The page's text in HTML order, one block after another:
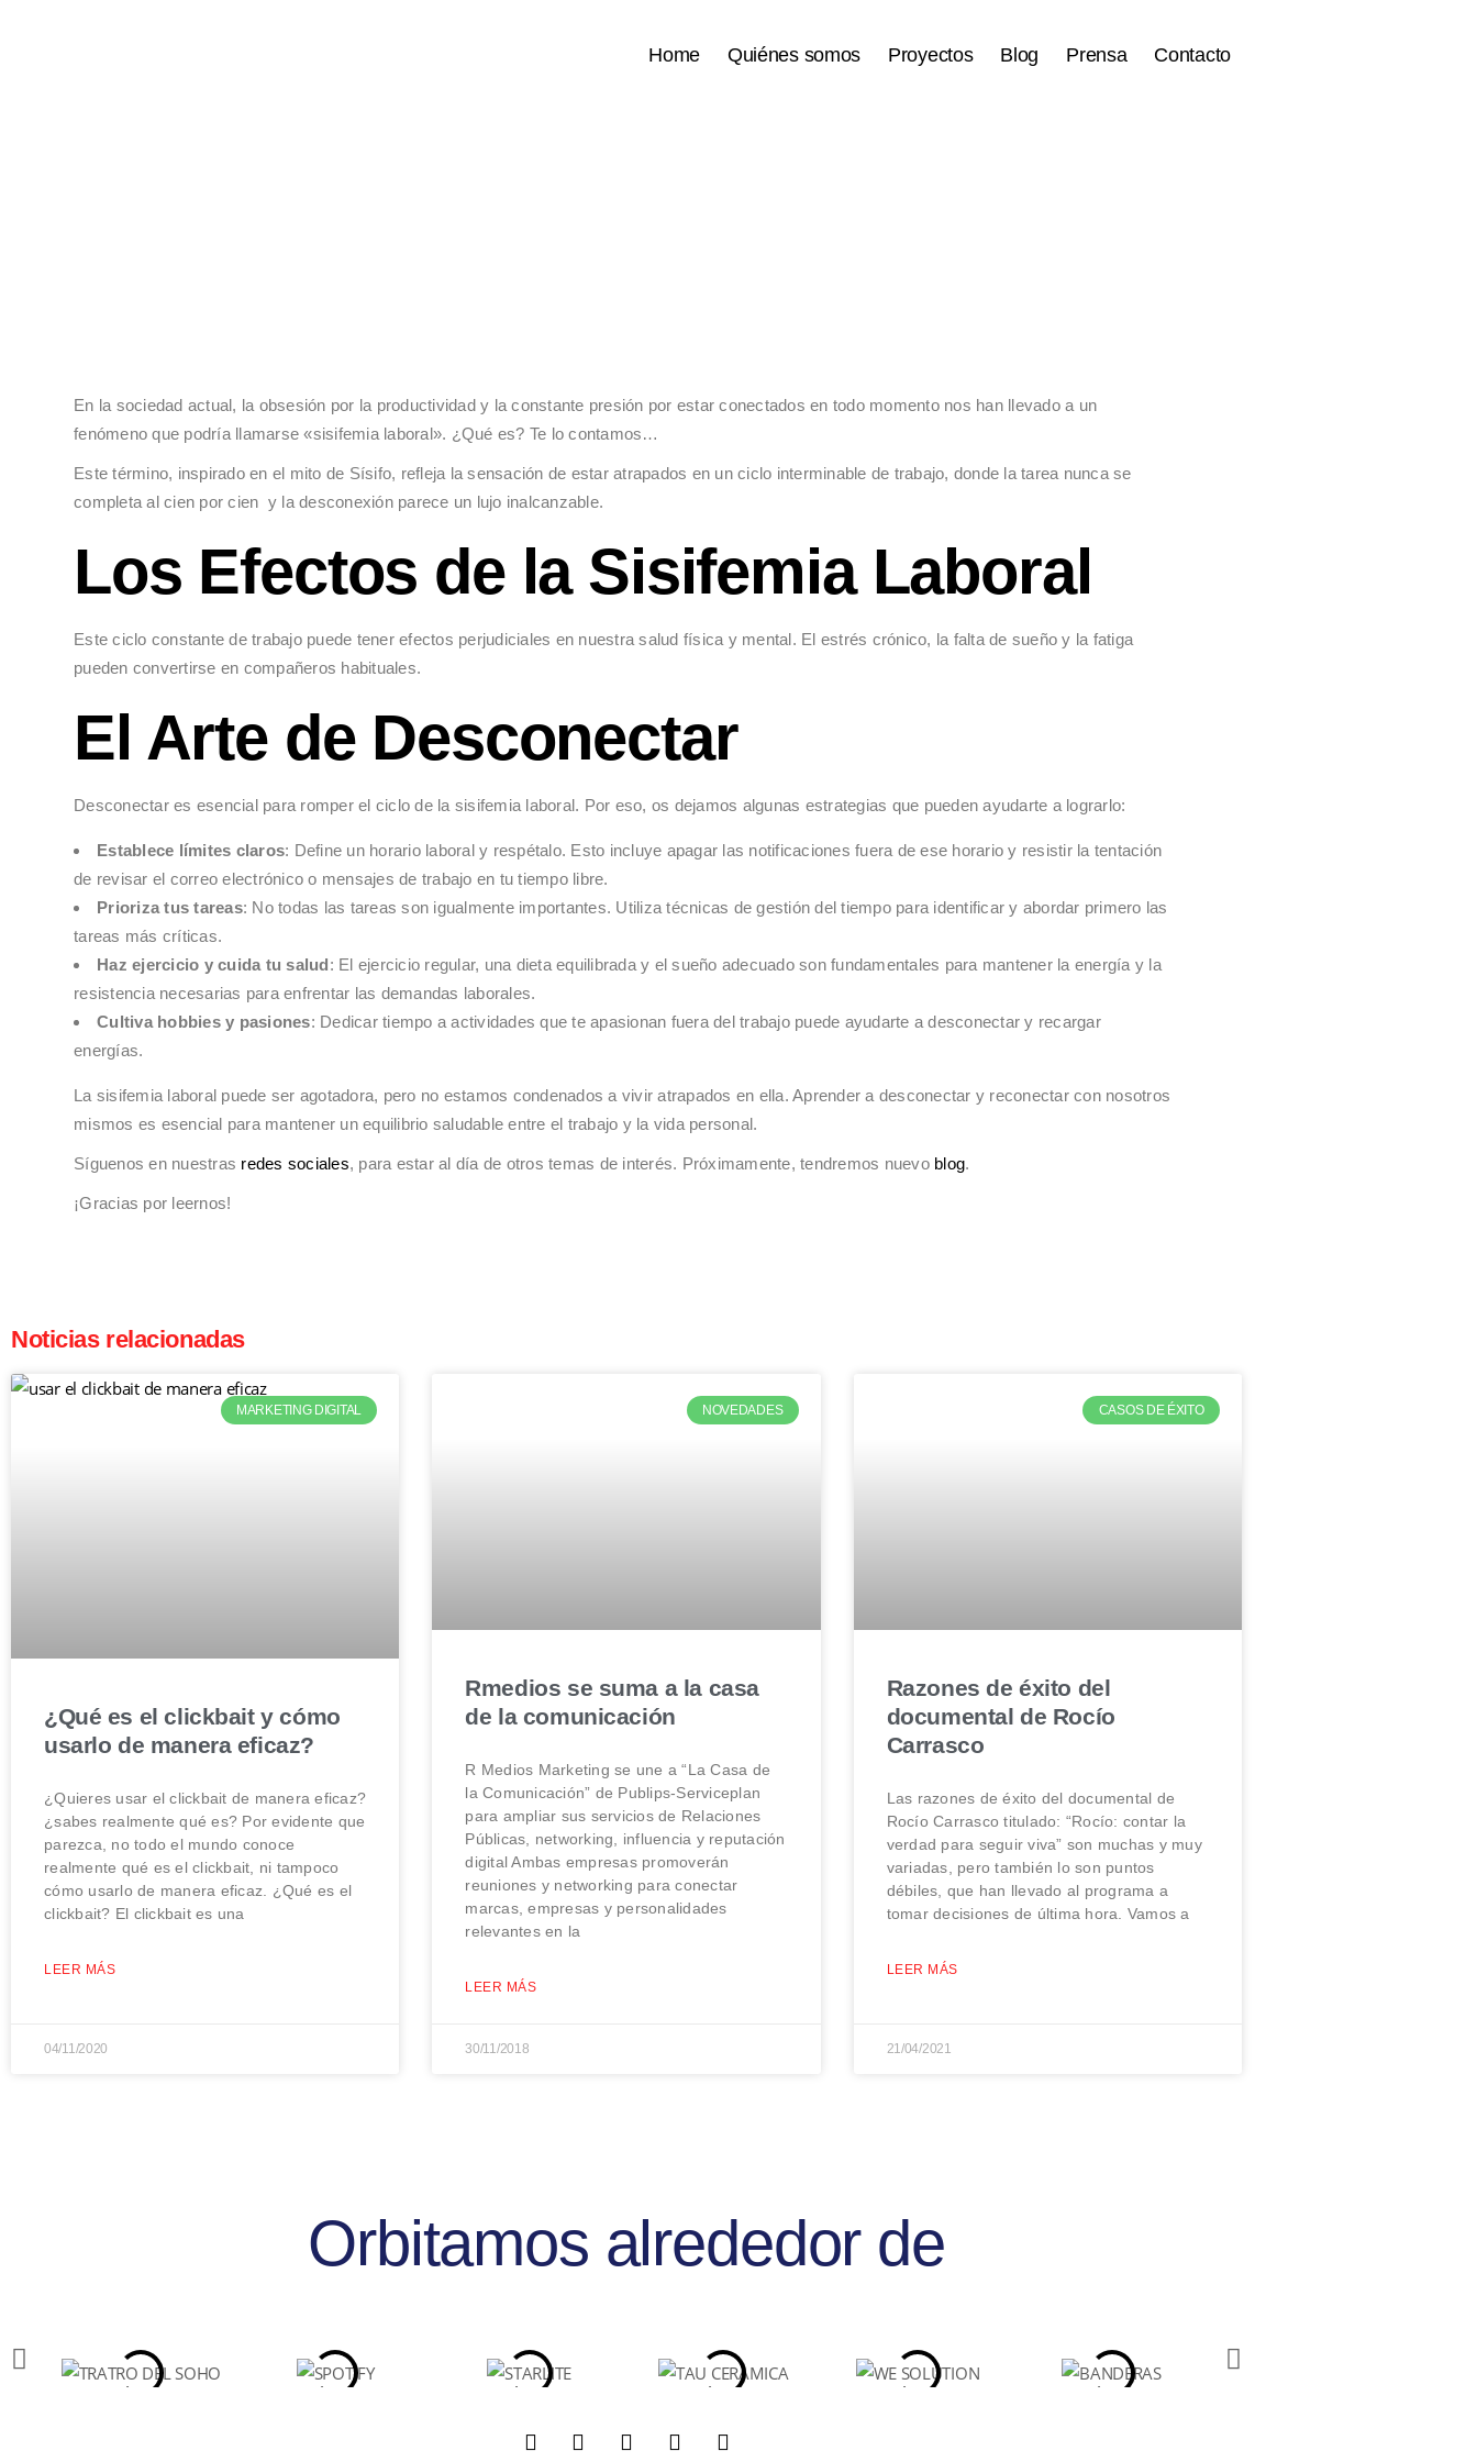
Home Quiénes somos Proyectos Blog Prensa Contacto
En la sociedad actual, la obsesión por la productividad y la constante presión por estar conectados en todo momento nos han llevado a un
fenómeno que podría llamarse «sisifemia laboral». ¿Qué es? Te lo contamos…
Este término, inspirado en el mito de Sísifo, refleja la sensación de estar atrapados en un ciclo interminable de trabajo, donde la tarea nunca se
completa al cien por cien y la desconexión parece un lujo inalcanzable.
Los Efectos de la Sisifemia Laboral
Este ciclo constante de trabajo puede tener efectos perjudiciales en nuestra salud física y mental. El estrés crónico, la falta de sueño y la fatiga
pueden convertirse en compañeros habituales.
El Arte de Desconectar
Desconectar es esencial para romper el ciclo de la sisifemia laboral. Por eso, os dejamos algunas estrategias que pueden ayudarte a lograrlo:
Establece límites claros: Define un horario laboral y respétalo. Esto incluye apagar las notificaciones fuera de ese horario y resistir la tentación
de revisar el correo electrónico o mensajes de trabajo en tu tiempo libre.
Prioriza tus tareas: No todas las tareas son igualmente importantes. Utiliza técnicas de gestión del tiempo para identificar y abordar primero las
tareas más críticas.
Haz ejercicio y cuida tu salud: El ejercicio regular, una dieta equilibrada y el sueño adecuado son fundamentales para mantener la energía y la
resistencia necesarias para enfrentar las demandas laborales.
Cultiva hobbies y pasiones: Dedicar tiempo a actividades que te apasionan fuera del trabajo puede ayudarte a desconectar y recargar
energías.
La sisifemia laboral puede ser agotadora, pero no estamos condenados a vivir atrapados en ella. Aprender a desconectar y reconectar con nosotros
mismos es esencial para mantener un equilibrio saludable entre el trabajo y la vida personal.
Síguenos en nuestras redes sociales, para estar al día de otros temas de interés. Próximamente, tendremos nuevo blog.
¡Gracias por leernos!
Noticias relacionadas
MARKETING DIGITAL
¿Qué es el clickbait y cómo
usarlo de manera eficaz?
¿Quieres usar el clickbait de manera eficaz?
¿sabes realmente qué es? Por evidente que
parezca, no todo el mundo conoce
realmente qué es el clickbait, ni tampoco
cómo usarlo de manera eficaz. ¿Qué es el
clickbait? El clickbait es una
LEER MÁS
04/11/2020
NOVEDADES
Rmedios se suma a la casa
de la comunicación
R Medios Marketing se une a “La Casa de
la Comunicación” de Publips-Serviceplan
para ampliar sus servicios de Relaciones
Públicas, networking, influencia y reputación
digital Ambas empresas promoverán
reuniones y networking para conectar
marcas, empresas y personalidades
relevantes en la
LEER MÁS
30/11/2018
CASOS DE ÉXITO
Razones de éxito del
documental de Rocío
Carrasco
Las razones de éxito del documental de
Rocío Carrasco titulado: “Rocío: contar la
verdad para seguir viva” son muchas y muy
variadas, pero también lo son puntos
débiles, que han llevado al programa a
tomar decisiones de última hora. Vamos a
LEER MÁS
21/04/2021
Orbitamos alrededor de